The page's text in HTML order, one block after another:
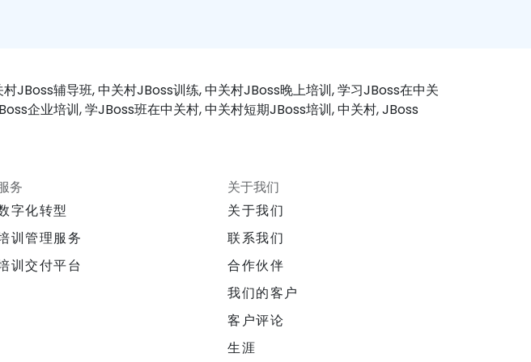
JBoss辅导班, 中关村JBoss训练, 中关村JBoss晚上培训, 学习JBoss在中关
企业培训, 学JBoss班在中关村, 中关村短期JBoss培训, 中关村, JBoss
务
字化转型
训管理服务
训交付平台
关于我们
关于我们
联系我们
合作伙伴
我们的客户
客户评论
生涯